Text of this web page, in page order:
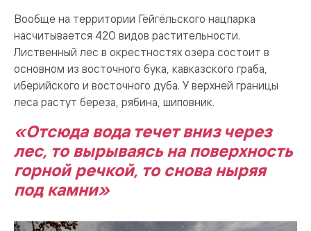
Вообще на территории Гёйгёльского нацпарка
насчитывается 420 видов растительности.
Лиственный лес в окрестностях озера состоит в
основном из восточного бука, кавказского граба,
иберийского и восточного дуба. У верхней границы
леса растут береза, рябина, шиповник.
«Отсюда вода течет вниз через
лес, то вырываясь на поверхность
горной речкой, то снова ныряя
под камни»